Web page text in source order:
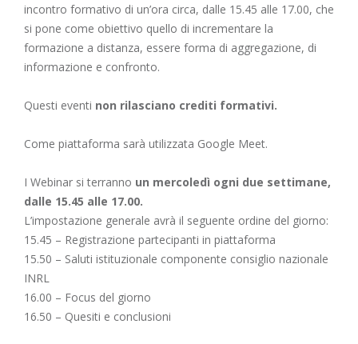
incontro formativo di un’ora circa, dalle 15.45 alle 17.00, che
si pone come obiettivo quello di incrementare la
formazione a distanza, essere forma di aggregazione, di
informazione e confronto.
Questi eventi non rilasciano crediti formativi.
Come piattaforma sarà utilizzata Google Meet.
I Webinar si terranno un mercoledì ogni due settimane,
dalle 15.45 alle 17.00.
L’impostazione generale avrà il seguente ordine del giorno:
15.45 – Registrazione partecipanti in piattaforma
15.50 – Saluti istituzionale componente consiglio nazionale
INRL
16.00 – Focus del giorno
16.50 – Quesiti e conclusioni